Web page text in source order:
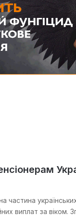
частина
виплат за віком.